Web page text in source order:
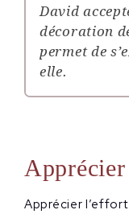
David
décoration
permet de
elle.
Apprécier